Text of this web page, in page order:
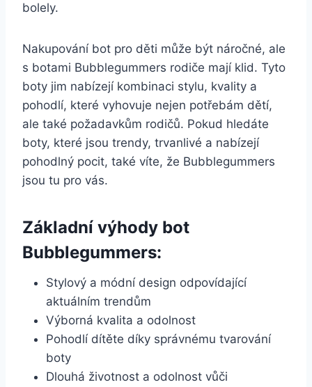
bolely.
Nakupování bot pro děti může být náročné, ale⁣
s⁢ botami Bubblegummers rodiče mají klid. Tyto
boty jim nabízejí kombinaci‌ stylu, kvality a
pohodlí,‍ které vyhovuje nejen potřebám dětí,
ale také požadavkům rodičů. Pokud⁣ hledáte
boty, které jsou⁣ trendy, trvanlivé a nabízejí
pohodlný⁣ pocit,⁣ také víte, že‌ Bubblegummers⁤
jsou tu⁤ pro vás.
Základní ⁢výhody bot⁢
Bubblegummers:
Stylový a módní design odpovídající
aktuálním trendům
Výborná kvalita⁣ a‍ odolnost
Pohodlí dítěte díky správnému ⁢tvarování
⁤boty
Dlouhá⁢ životnost ⁢a odolnost vůči